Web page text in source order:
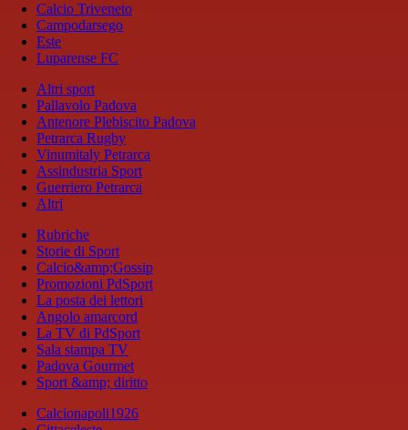
Calcio Triveneto
Campodarsego
Este
Luparense FC
Altri sport
Pallavolo Padova
Antenore Plebiscito Padova
Petrarca Rugby
Vinumitaly Petrarca
Assindustria Sport
Guerriero Petrarca
Altri
Rubriche
Storie di Sport
Calcio&amp;Gossip
Promozioni PdSport
La posta dei lettori
Angolo amarcord
La TV di PdSport
Sala stampa TV
Padova Gourmet
Sport &amp; diritto
Calcionapoli1926